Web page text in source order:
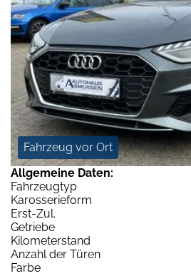
Fahrzeug vor Ort
Allgemeine Daten:
Fahrzeugtyp
Karosserieform
Erst-Zul.
Getriebe
Kilometerstand
Anzahl der Türen
Farbe